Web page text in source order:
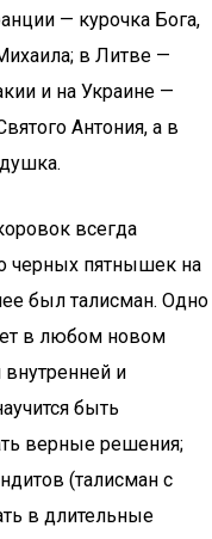
— куpочка Бога,
в Литве —
и на Украине —
Антония, а в
всегда
черных пятнышек на
был талисман. Одно
в любом новом
и
быть
верные решения;
(талисман с
в длительные